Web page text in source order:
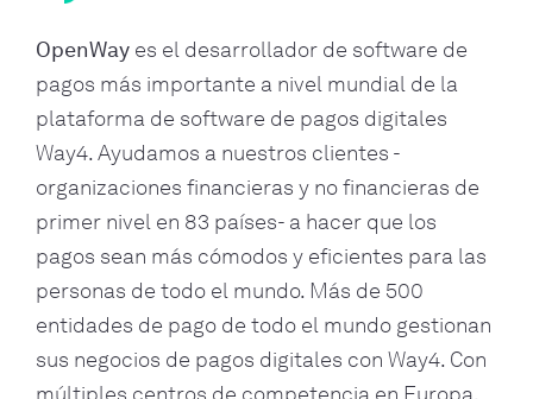
OpenWay es el desarrollador de software de
pagos más importante a nivel mundial de la
plataforma de software de pagos digitales
Way4. Ayudamos a nuestros clientes -
organizaciones financieras y no financieras de
primer nivel en 83 países- a hacer que los
pagos sean más cómodos y eficientes para las
personas de todo el mundo. Más de 500
entidades de pago de todo el mundo gestionan
sus negocios de pagos digitales con Way4. Con